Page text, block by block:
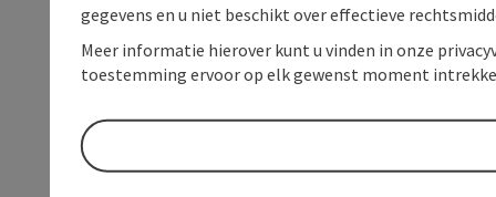
gegevens en u niet beschikt over effectieve
Meer informatie hierover kunt u vinden in onze
toestemming ervoor op elk gewenst moment